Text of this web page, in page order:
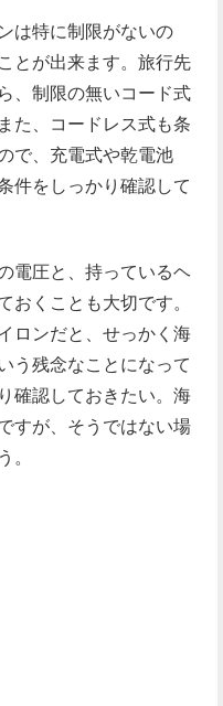
は特に制限がないの
とが出来ます。旅行先
、制限の無いコード式
た、コードレス式も条
で、充電式や乾電池
件をしっかり確認して
電圧と、持っているヘ
おくことも大切です。
ロンだと、せっかく海
う残念なことになって
確認しておきたい。海
すが、そうではない場
。